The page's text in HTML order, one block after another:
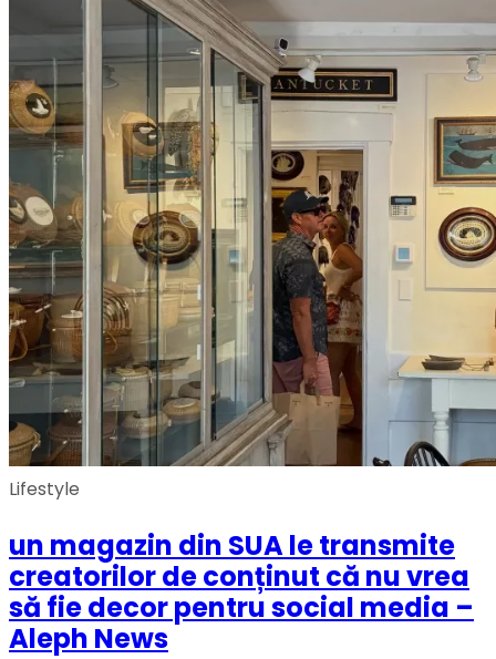
Lifestyle
un magazin din SUA le transmite
creatorilor de conținut că nu vrea
să fie decor pentru social media –
Aleph News